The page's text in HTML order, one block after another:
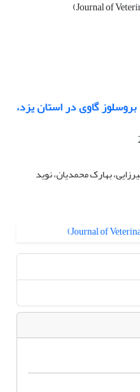
گاوی در استان یزد،
بهارک محمدیان، نوید